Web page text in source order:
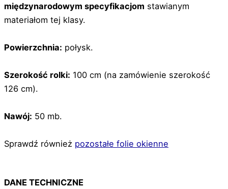
międzynarodowym specyfikacjom stawianym
materiałom tej klasy.
Powierzchnia: połysk.
Szerokość rolki: 100 cm (na zamówienie szerokość
126 cm).
Nawój: 50 mb.
Sprawdź również pozostałe folie okienne
DANE TECHNICZNE